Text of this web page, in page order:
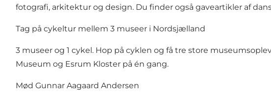
fotografi, arkitektur og design. Du finder også gaveartikler af
Tag på cykeltur mellem 3 museer i Nordsjælland
3 museer og 1 cykel. Hop på cyklen og få tre store
Museum og Esrum Kloster på én gang.
Mød Gunnar Aagaard Andersen